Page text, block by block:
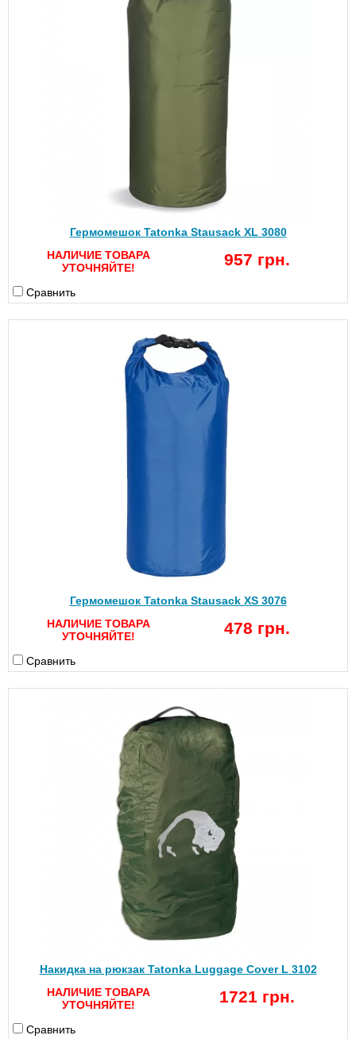
Гермомешок Tatonka Stausack XL 3080
НАЛИЧИЕ ТОВАРА
УТОЧНЯЙТЕ!
957 грн.
Сравнить
Гермомешок Tatonka Stausack XS 3076
НАЛИЧИЕ ТОВАРА
УТОЧНЯЙТЕ!
478 грн.
Сравнить
Накидка на рюкзак Tatonka Luggage Cover L 3102
НАЛИЧИЕ ТОВАРА
УТОЧНЯЙТЕ!
1721 грн.
Сравнить